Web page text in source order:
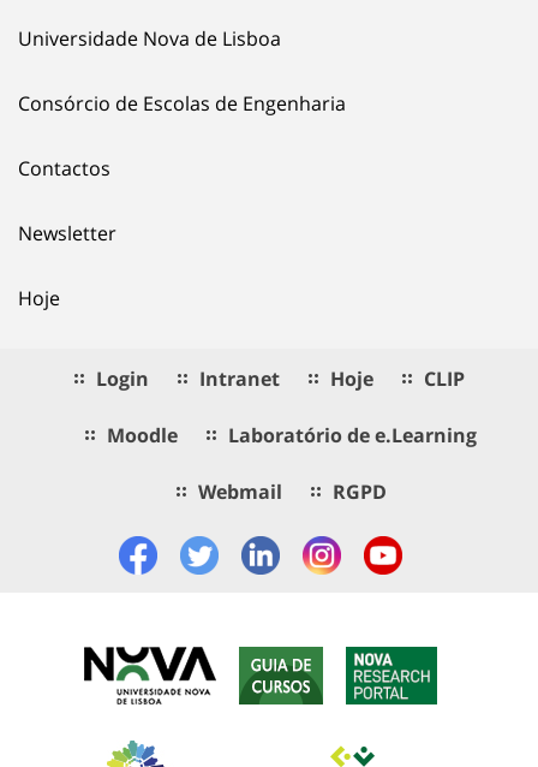
Universidade Nova de Lisboa
Consórcio de Escolas de Engenharia
Contactos
Newsletter
Hoje
Login Intranet Hoje CLIP
Moodle Laboratório de e.Learning
Webmail RGPD